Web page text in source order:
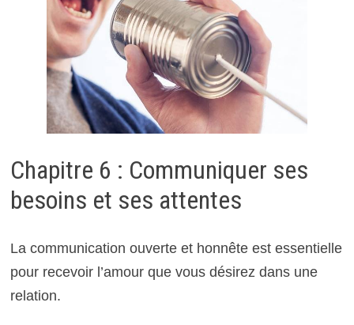
Chapitre 6 : Communiquer ses
besoins et ses attentes
La communication ouverte et honnête est essentielle
pour recevoir l’amour que vous désirez dans une
relation.